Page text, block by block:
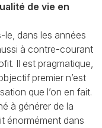
de vie en
le, dans les années
à contre-courant
Il est pragmatique,
premier n’est
que l’on en fait.
à générer de la
énormément dans